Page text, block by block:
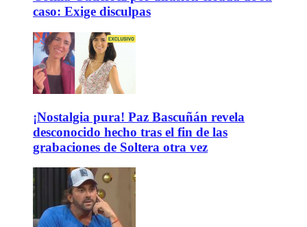
caso: Exige disculpas
¡Nostalgia pura! Paz Bascuñán revela
desconocido hecho tras el fin de las
grabaciones de Soltera otra vez